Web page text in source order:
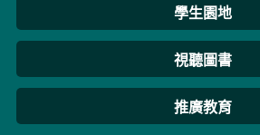
學生園地
視聽圖書
推廣教育